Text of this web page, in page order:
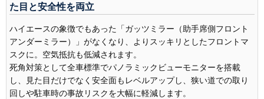
た目と安全性を両立
ハイエースの象徴でもあった「ガッツミラー（助手席側フロント
アンダーミラー）」がなくなり、よりスッキリとしたフロントマ
スクに。空気抵抗も低減されます。
死角対策として全車標準でパノラミックビューモニターを搭載
し、見た目だけでなく安全面もレベルアップし、狭い道での取り
回しや駐車時の事故リスクを大幅に軽減します。